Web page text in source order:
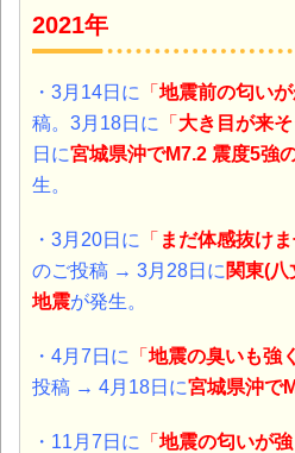
2021年
・3月14日 に 「 地震前の匂い
稿。3月18日に
「 大き目が来そ
日 に宮城県沖でM7.2 震度5強
生。
・ 3月20日に 「 まだ体感抜けま
のご投稿 → 3月28日 に 関東(
地震が発生。
・4月7日に 「 地震の臭いも強
投稿 → 4月18日に宮城県沖で
・11月7日に 「 地震の匂いが